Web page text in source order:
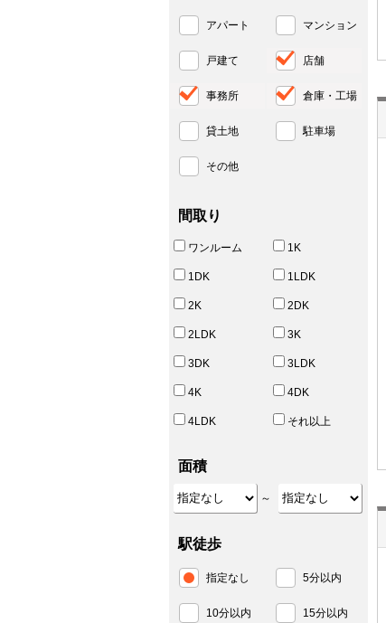
アパート マンション
戸建て 店舗
事務所 倉庫・工場
貸土地 駐車場
その他
間取り
ワンルーム 1K
1DK 1LDK
2K 2DK
2LDK 3K
3DK 3LDK
4K 4DK
4LDK それ以上
面積
～
駅徒歩
指定なし 5分以内
10分以内 15分以内